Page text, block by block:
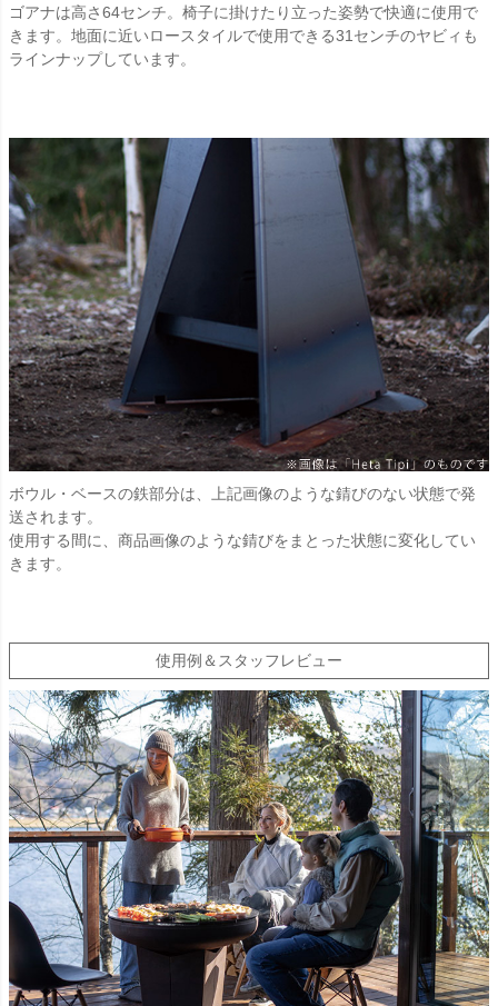
ゴアナは高さ64センチ。椅子に掛けたり立った姿勢で快適に使用で
きます。地面に近いロースタイルで使用できる31センチのヤビィも
ラインナップしています。
ボウル・ベースの鉄部分は、上記画像のような錆びのない状態で発
送されます。
使用する間に、商品画像のような錆びをまとった状態に変化してい
きます。
使用例＆スタッフレビュー